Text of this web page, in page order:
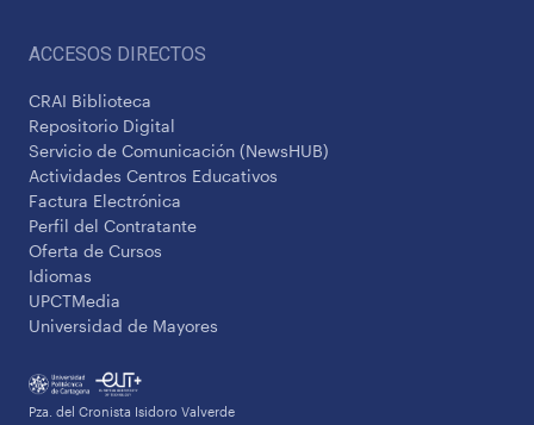
ACCESOS DIRECTOS
CRAI Biblioteca
Repositorio Digital
Servicio de Comunicación (NewsHUB)
Actividades Centros Educativos
Factura Electrónica
Perfil del Contratante
Oferta de Cursos
Idiomas
UPCTMedia
Universidad de Mayores
Pza. del Cronista Isidoro Valverde